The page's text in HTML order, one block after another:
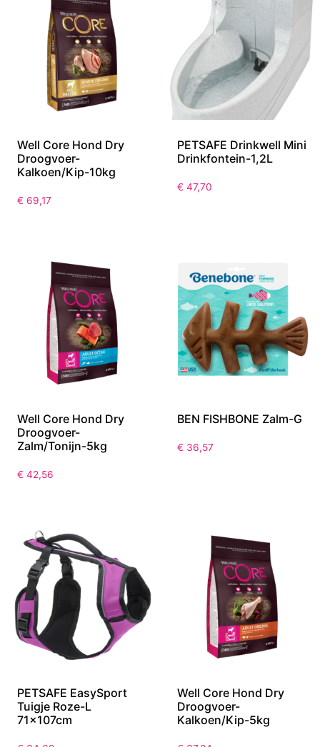
Well Core Hond Dry
Droogvoer-
Kalkoen/Kip-10kg
€ 69,17
PETSAFE Drinkwell Mini
Drinkfontein-1,2L
€ 47,70
Well Core Hond Dry
Droogvoer-
Zalm/Tonijn-5kg
€ 42,56
BEN FISHBONE Zalm-G
€ 36,57
PETSAFE EasySport
Tuigje Roze-L
71x107cm
Well Core Hond Dry
Droogvoer-
Kalkoen/Kip-5kg